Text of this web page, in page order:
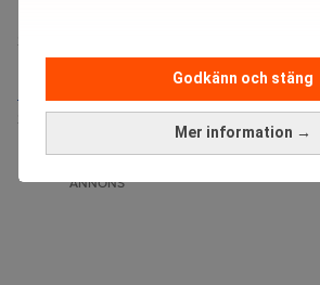
Mer information →
Godkänn och stäng
Sista ansökningsdag:
Medarbetare inom Intern styrning och
Sista ansökningsdag:13/06/2026
ANNONS